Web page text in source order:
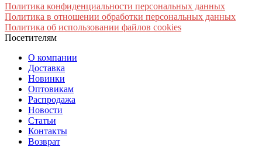
Политика конфиденциальности персональных данных
Политика в отношении обработки персональных данных
Политика об использовании файлов cookies
Посетителям
О компании
Доставка
Новинки
Оптовикам
Распродажа
Новости
Статьи
Контакты
Возврат